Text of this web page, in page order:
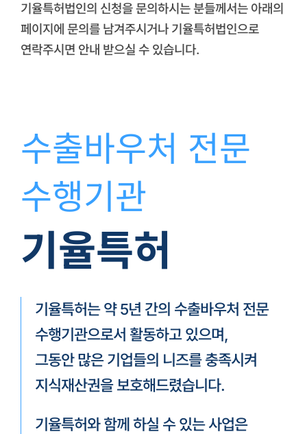
기율특허법인의 신청을 문의하시는 분들께서는 아래의
페이지에 문의를 남겨주시거나 기율특허법인으로
연락주시면 안내 받으실 수 있습니다.
수출바우처 전문
수행기관
기율특허
기율특허는 약 5년 간의 수출바우처 전문
수행기관으로서 활동하고 있으며,
그동안 많은 기업들의 니즈를 충족시켜
지식재산권을 보호해드렸습니다.
기율특허와 함께 하실 수 있는 사업은